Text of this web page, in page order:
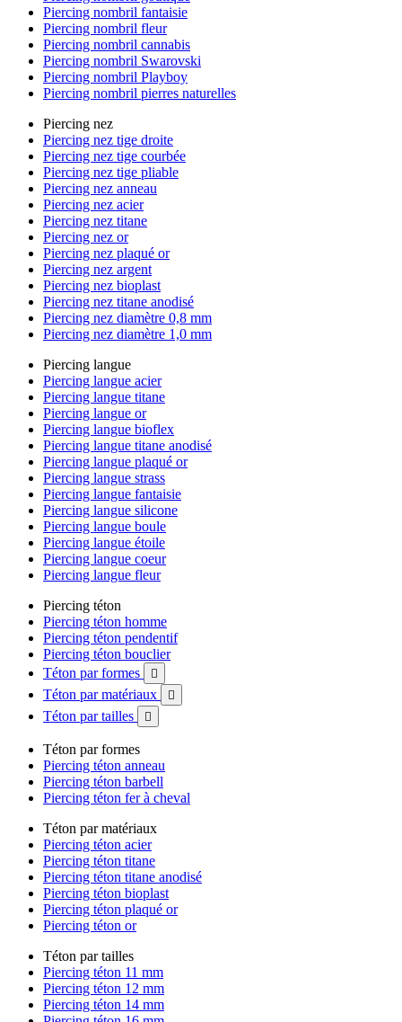
Piercing nombril fantaisie
Piercing nombril fleur
Piercing nombril cannabis
Piercing nombril Swarovski
Piercing nombril Playboy
Piercing nombril pierres naturelles
Piercing nez
Piercing nez tige droite
Piercing nez tige courbée
Piercing nez tige pliable
Piercing nez anneau
Piercing nez acier
Piercing nez titane
Piercing nez or
Piercing nez plaqué or
Piercing nez argent
Piercing nez bioplast
Piercing nez titane anodisé
Piercing nez diamètre 0,8 mm
Piercing nez diamètre 1,0 mm
Piercing langue
Piercing langue acier
Piercing langue titane
Piercing langue or
Piercing langue bioflex
Piercing langue titane anodisé
Piercing langue plaqué or
Piercing langue strass
Piercing langue fantaisie
Piercing langue silicone
Piercing langue boule
Piercing langue étoile
Piercing langue coeur
Piercing langue fleur
Piercing téton
Piercing téton homme
Piercing téton pendentif
Piercing téton bouclier
Téton par formes

Téton par matériaux 
Téton par tailles 
Téton par formes
Piercing téton anneau
Piercing téton barbell
Piercing téton fer à cheval
Téton par matériaux
Piercing téton acier
Piercing téton titane
Piercing téton titane anodisé
Piercing téton bioplast
Piercing téton plaqué or
Piercing téton or
Téton par tailles
Piercing téton 11 mm
Piercing téton 12 mm
Piercing téton 14 mm